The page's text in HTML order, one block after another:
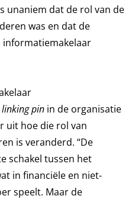
unaniem dat de rol van de
was en dat de
linking pin in de organisatie
uit hoe die rol van
is veranderd. “De
schakel tussen het
in financiële en niet-
speelt. Maar de